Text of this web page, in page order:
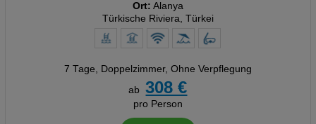
Ort: Alanya
Türkische Riviera, Türkei
7 Tage, Doppelzimmer, Ohne Verpflegung
ab
308 €
pro Person